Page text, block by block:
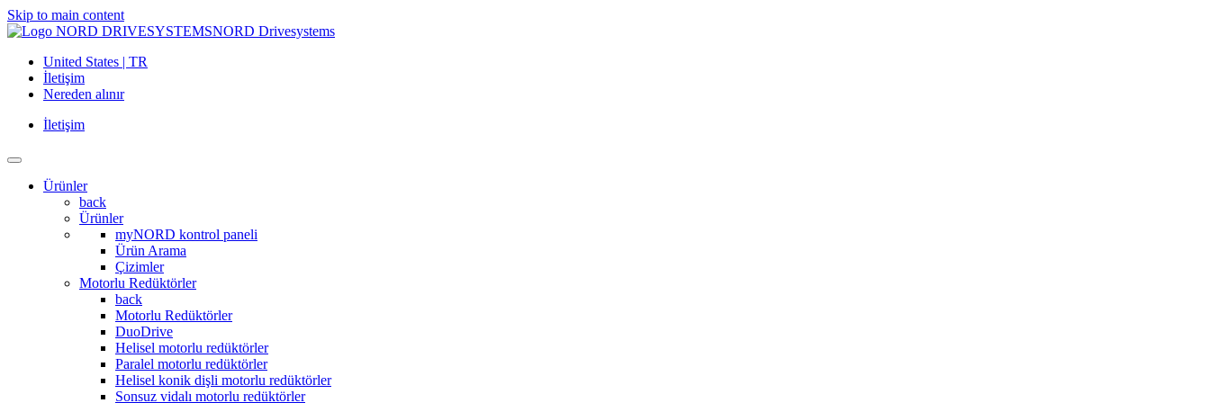
Skip to main content
NORD Drivesystems
United States | TR
İletişim
Nereden alınır
İletişim
Ürünler
back
Ürünler
myNORD kontrol paneli
Ürün Arama
Çizimler
Motorlu Redüktörler
back
Motorlu Redüktörler
DuoDrive
Helisel motorlu redüktörler
Paralel motorlu redüktörler
Helisel konik dişli motorlu redüktörler
Sonsuz vidalı motorlu redüktörler